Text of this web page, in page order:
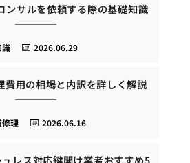
ンサルを依頼する際の基礎知識
2026.06.29
識
費用の相場と内訳を詳しく解説
2026.06.16
修理
レス対応鍵開け業者おすすめ5